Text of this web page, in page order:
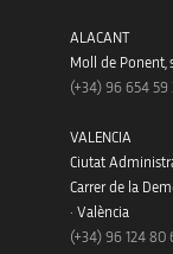
ALACANT
Moll de Ponent,
(+34) 96 654 59
VALENCIA
Ciutat
Carrer de la
· València
(+34) 96 124 80